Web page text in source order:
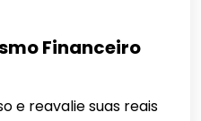
Financeiro
e reavalie suas reais